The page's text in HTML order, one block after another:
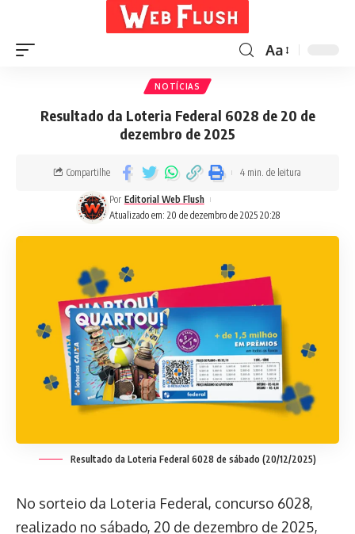
Aa
NOTÍCIAS
Resultado da Loteria Federal 6028 de 20 de
dezembro de 2025
Atualizado em: 20 de dezembro de 2025 20:28
Por Editorial Web Flush
Compartilhe 4 min. de leitura
Resultado da Loteria Federal 6028 de sábado (20/12/2025)
No sorteio da Loteria Federal, concurso 6028,
realizado no sábado, 20 de dezembro de 2025,